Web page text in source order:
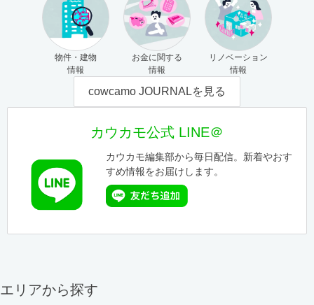
物件・建物
情報
お金に関する
情報
リノベーション
情報
cowcamo JOURNALを見る
カウカモ公式 LINE＠
カウカモ編集部から毎日配信。新着やおす
すめ情報をお届けします。
エリアから探す